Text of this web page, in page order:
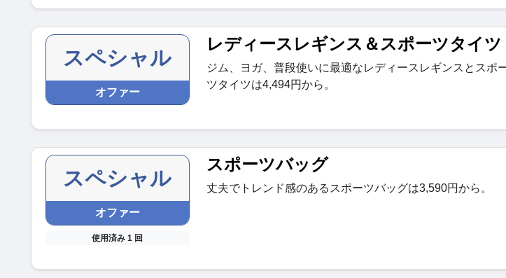
スペシャル
オファー
レディースレギンス＆スポーツタイツ
ジム、ヨガ、普段使いに最適なレディースレギンスとスポ
ツタイツは4,494円から。
スペシャル
オファー
使用済み 1 回
スポーツバッグ
丈夫でトレンド感のあるスポーツバッグは3,590円から。